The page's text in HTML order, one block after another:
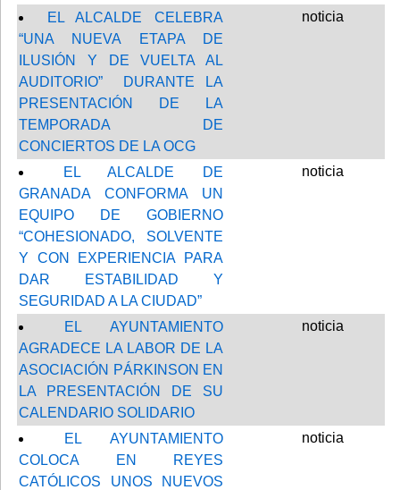
EL ALCALDE CELEBRA
“UNA NUEVA ETAPA DE
ILUSIÓN Y DE VUELTA AL
AUDITORIO” DURANTE LA
PRESENTACIÓN DE LA
TEMPORADA DE
CONCIERTOS DE LA OCG
noticia
EL ALCALDE DE
GRANADA CONFORMA UN
EQUIPO DE GOBIERNO
“COHESIONADO, SOLVENTE
Y CON EXPERIENCIA PARA
DAR ESTABILIDAD Y
SEGURIDAD A LA CIUDAD”
noticia
EL AYUNTAMIENTO
AGRADECE LA LABOR DE LA
ASOCIACIÓN PÁRKINSON EN
LA PRESENTACIÓN DE SU
CALENDARIO SOLIDARIO
noticia
EL AYUNTAMIENTO
COLOCA EN REYES
CATÓLICOS UNOS NUEVOS
noticia